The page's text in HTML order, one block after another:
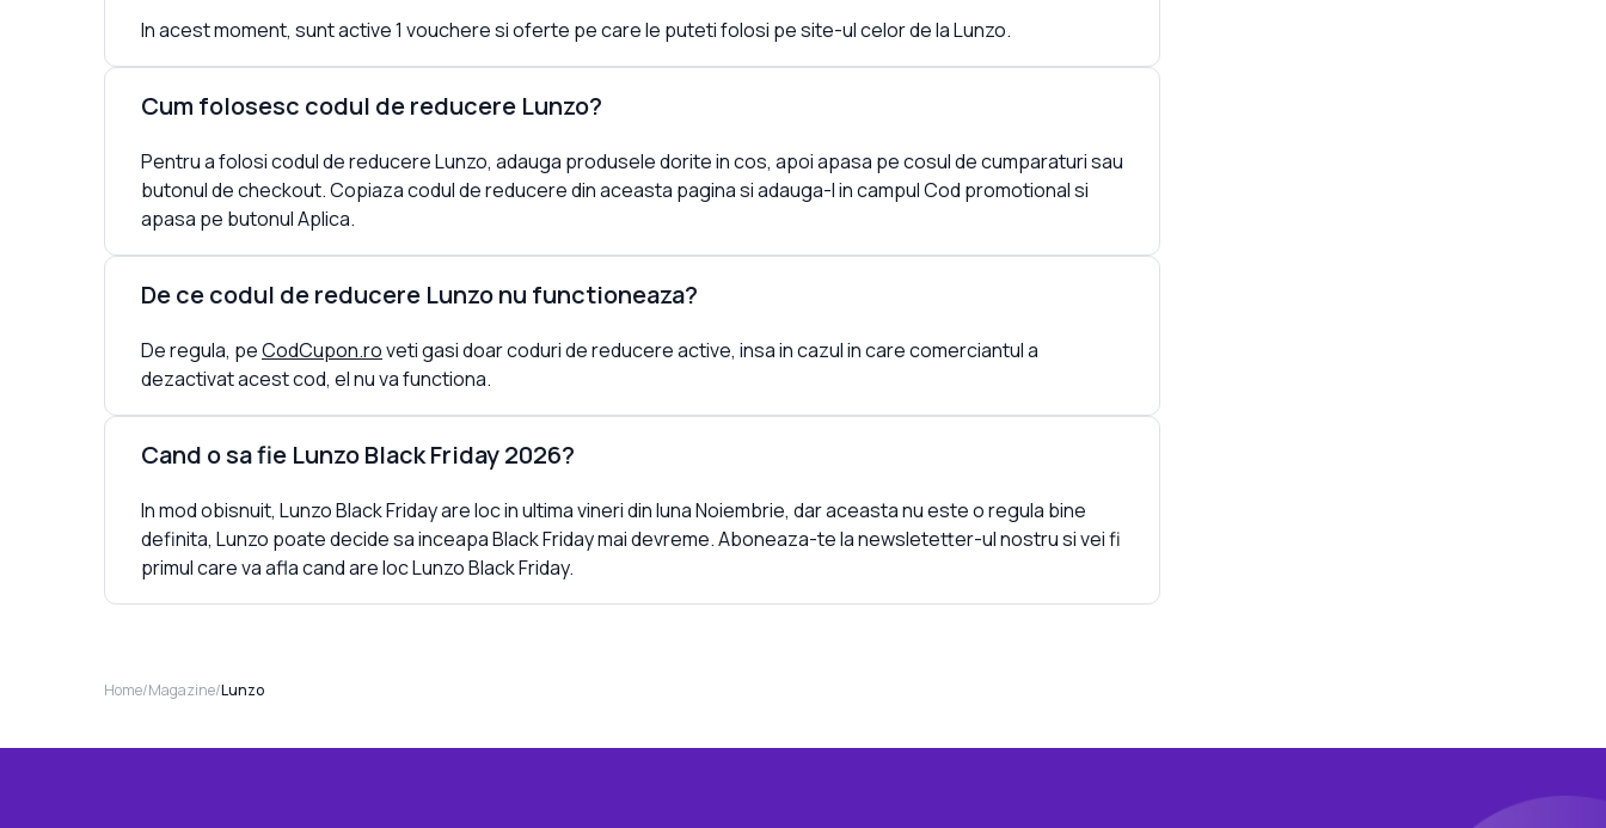
In acest moment, sunt active 1 vouchere si oferte pe care le puteti folosi pe site-ul celor de la Lunzo.
Cum folosesc codul de reducere Lunzo?
Pentru a folosi codul de reducere Lunzo, adauga produsele dorite in cos, apoi apasa pe cosul de cumparaturi sau
butonul de checkout. Copiaza codul de reducere din aceasta pagina si adauga-l in campul Cod promotional si
apasa pe butonul Aplica.
De ce codul de reducere Lunzo nu functioneaza?
De regula, peCodCupon.roveti gasi doar coduri de reducere active, insa in cazul in care comerciantul a
dezactivat acest cod, el nu va functiona.
Cand o sa fie Lunzo Black Friday 2026?
In mod obisnuit, Lunzo Black Friday are loc in ultima vineri din luna Noiembrie, dar aceasta nu este o regula bine
definita, Lunzo poate decide sa inceapa Black Friday mai devreme. Aboneaza-te la newsletetter-ul nostru si vei fi
primul care va afla cand are loc Lunzo Black Friday.
Home/Magazine/Lunzo